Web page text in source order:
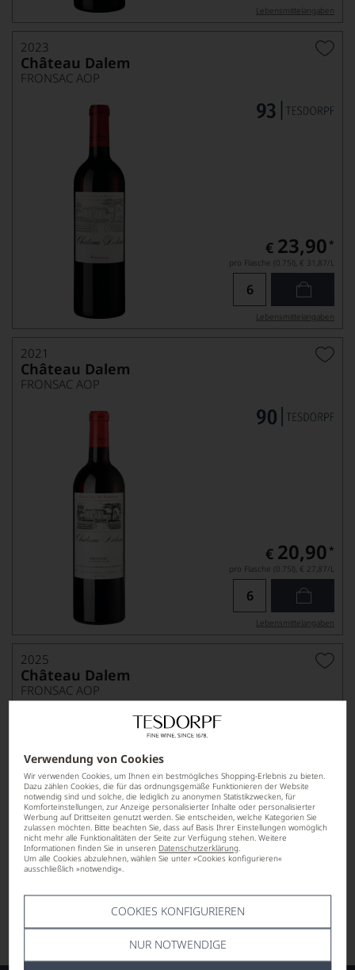
Verwendung von Cookies
Wir verwenden Cookies, um Ihnen ein bestmögliches Shopping-Erlebnis zu bieten.
Dazu zählen Cookies, die für das ordnungsgemäße Funktionieren der Website
notwendig sind und solche, die lediglich zu anonymen Statistikzwecken, für
Komforteinstellungen, zur Anzeige personalisierter Inhalte oder personalisierter
Werbung auf Drittseiten genutzt werden. Sie entscheiden, welche Kategorien Sie
zulassen möchten. Bitte beachten Sie, dass auf Basis Ihrer Einstellungen womöglich
nicht mehr alle Funktionalitäten der Seite zur Verfügung stehen. Weitere
Informationen finden Sie in unseren Datenschutzerklärung.
Um alle Cookies abzulehnen, wählen Sie unter »Cookies konfigurieren«
ausschließlich »notwendig«.
COOKIES KONFIGURIEREN
NUR NOTWENDIGE
Lebensmittel­angaben
2023
Château Dalem
FRONSAC AOP
€ 23,90 *
pro Flasche (0.75l), € 31,87/L
Lebensmittel­angaben
2021
Château Dalem
FRONSAC AOP
€ 20,90 *
pro Flasche (0.75l), € 27,87/L
Lebensmittel­angaben
2025
Château Dalem
FRONSAC AOP
Lebensmittel­angaben